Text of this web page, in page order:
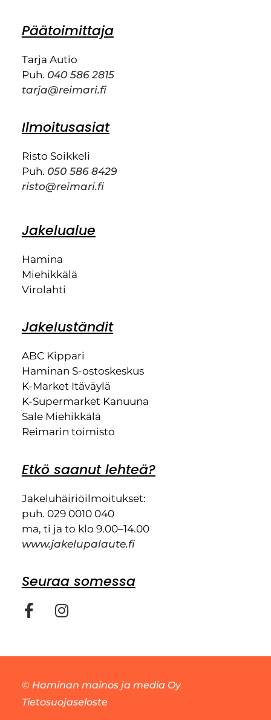
Päätoimittaja
Tarja Autio
Puh. 040 586 2815
tarja@reimari.fi
Ilmoitusasiat
Risto Soikkeli
Puh. 050 586 8429
risto@reimari.fi
Jakelualue
Hamina
Miehikkälä
Virolahti
Jakeluständit
ABC Kippari
Haminan S-ostoskeskus
K-Market Itäväylä
K-Supermarket Kanuuna
Sale Miehikkälä
Reimarin toimisto
Etkö saanut lehteä?
Jakeluhäiriöilmoitukset:
puh. 029 0010 040
ma, ti ja to klo 9.00–14.00
www.jakelupalaute.fi
Seuraa somessa
© Haminan mainos ja media Oy
Tietosuojaseloste